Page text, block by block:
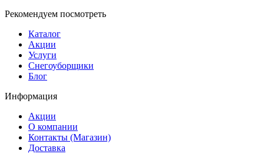
Рекомендуем посмотреть
Каталог
Акции
Услуги
Снегоуборщики
Блог
Информация
Акции
О компании
Контакты (Магазин)
Доставка